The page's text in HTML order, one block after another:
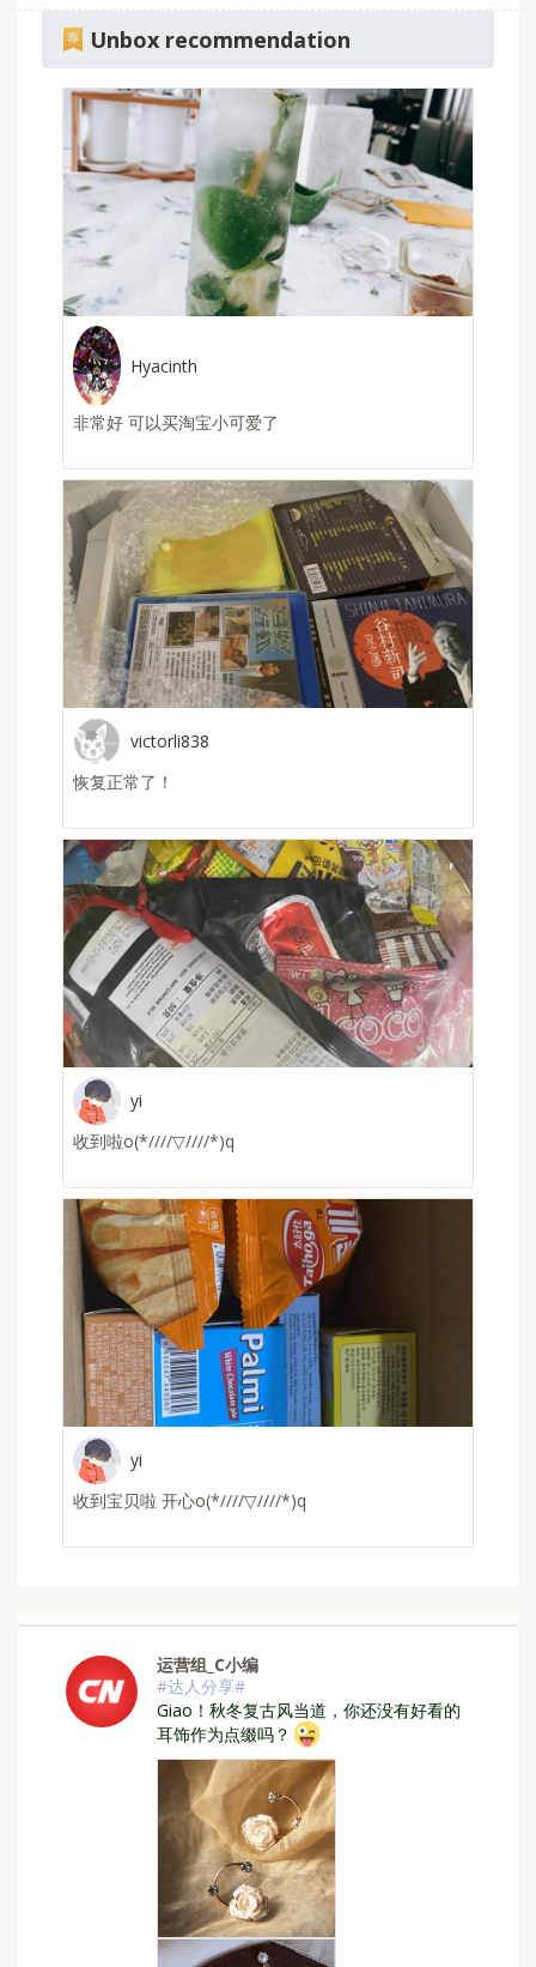
Unbox recommendation
Hyacinth
非常好 可以买淘宝小可爱了
victorli838
恢复正常了！
yi
收到啦o(*////▽////*)q
yi
收到宝贝啦 开心o(*////▽////*)q
运营组_C小编
#达人分享#
⁣Giao！秋冬复古风当道，你还没有好看的
耳饰作为点缀吗？